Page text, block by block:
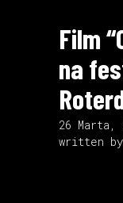
Film
na
26 Marta,
written by